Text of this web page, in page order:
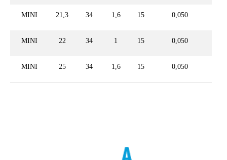
MINI 21,3 34 1,6 15 0,050
MINI 22 34 1 15 0,050
MINI 25 34 1,6 15 0,050